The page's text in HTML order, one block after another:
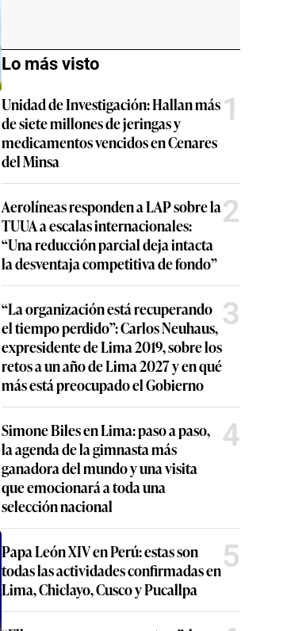
Lo más visto
Unidad de Investigación: Hallan más
de siete millones de jeringas y
medicamentos vencidos en Cenares
del Minsa
1
Aerolíneas responden a LAP sobre la
TUUA a escalas internacionales:
“Una reducción parcial deja intacta
la desventaja competitiva de fondo”
2
“La organización está recuperando
el tiempo perdido”: Carlos Neuhaus,
expresidente de Lima 2019, sobre los
retos a un año de Lima 2027 y en qué
más está preocupado el Gobierno
3
Simone Biles en Lima: paso a paso,
la agenda de la gimnasta más
ganadora del mundo y una visita
que emocionará a toda una
selección nacional
4
Papa León XIV en Perú: estas son
todas las actividades confirmadas en
Lima, Chiclayo, Cusco y Pucallpa
5